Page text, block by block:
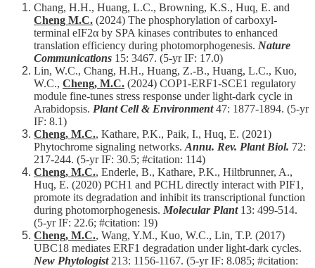
Chang, H.H., Huang, L.C., Browning, K.S., Huq, E. and
Cheng M.C. (2024) The phosphorylation of carboxyl-
terminal eIF2α by SPA kinases contributes to enhanced
translation efficiency during photomorphogenesis. Nature
Communications 15: 3467. (5-yr IF: 17.0)
Lin, W.C., Chang, H.H., Huang, Z.-B., Huang, L.C., Kuo,
W.C., Cheng, M.C. (2024) COP1-ERF1-SCE1 regulatory
module fine-tunes stress response under light-dark cycle in
Arabidopsis. Plant Cell & Environment47: 1877-1894. (5-yr
IF: 8.1)
Cheng, M.C., Kathare, P.K., Paik, I., Huq, E. (2021)
Phytochrome signaling networks. Annu. Rev. Plant Biol. 72:
217-244. (5-yr IF: 30.5; #citation: 114)
Cheng, M.C., Enderle, B., Kathare, P.K., Hiltbrunner, A.,
Huq, E. (2020) PCH1 and PCHL directly interact with PIF1,
promote its degradation and inhibit its transcriptional function
during photomorphogenesis. Molecular Plant 13: 499-514.
(5-yr IF: 22.6; #citation: 19)
Cheng, M.C., Wang, Y.M., Kuo, W.C., Lin, T.P. (2017)
UBC18 mediates ERF1 degradation under light-dark cycles.
New Phytologist 213: 1156-1167. (5-yr IF: 8.085; #citation: